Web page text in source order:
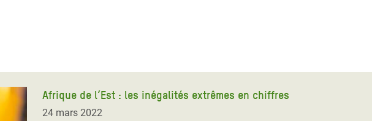
Gaza
et
Afrique de l’Est : les inégalités extrêmes en chiffres
24 mars 2022